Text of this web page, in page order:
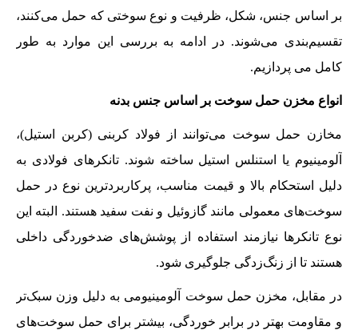
بر اساس جنس، شکل، ظرفیت و نوع سوختی که حمل می‌کنند،
تقسیم‌بندی می‌شوند. در ادامه به بررسی این موارد به طور
کامل می پردازیم.
انواع مخزن حمل سوخت بر اساس جنس بدنه
مخازن حمل سوخت می‌توانند از فولاد کربنی (کربن استیل)،
آلومینیوم یا استنلس استیل ساخته شوند. تانکرهای فولادی به
دلیل استحکام بالا و قیمت مناسب، پرکاربردترین نوع در حمل
سوخت‌های معمولی مانند گازوئیل و نفت سفید هستند. البته این
نوع تانکرها نیازمند استفاده از پوشش‌های ضدخوردگی داخلی
هستند تا از زنگ‌زدگی جلوگیری شود.
در مقابل، مخزن حمل سوخت آلومینیومی به دلیل وزن سبک‌تر
و مقاومت بهتر در برابر خوردگی، بیشتر برای حمل سوخت‌های